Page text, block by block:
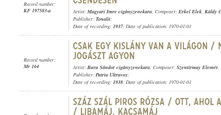
Record number:
KF 197583-a
Artist: Magyari Imre cigányzenekara; Composer: Erkel Elek, Káldy
Publisher: Tonalit;
Date of recording: 1937; Date of publication: 1970-01-01
Record number:
Mr 164
Artist: Bura Sándor cigányzenekara; Composer: Szentirmay Elemér,
Publisher: Patria Ultravox;
Date of recording: 1938; Date of publication: 1970-01-01